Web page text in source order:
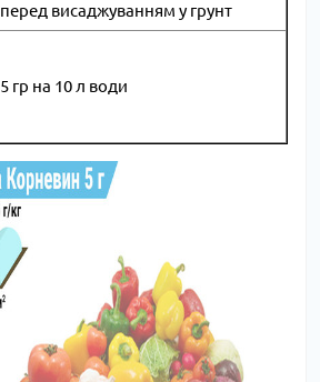
перед висаджуванням у грунт
5 гр на 10 л води